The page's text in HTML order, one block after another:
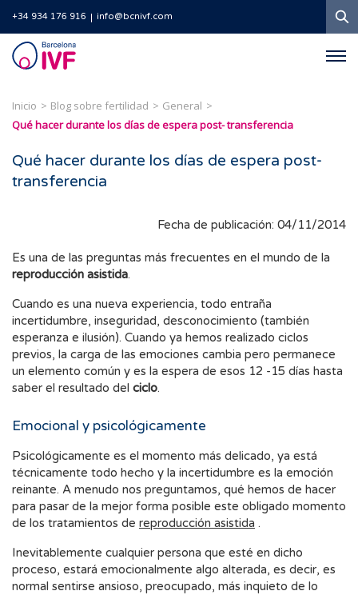
+34 934 176 916 info@bcnivf.com
Barcelona
IVF
Inicio Blog sobre fertilidad
General
Qué hacer durante los días de espera post- transferencia
Qué hacer durante los días de espera post-
transferencia
Fecha de publicación: 04/11/2014
Es una de las preguntas más frecuentes en el mundo de la
reproducción asistida.
Cuando es una nueva experiencia, todo entraña
incertidumbre, inseguridad, desconocimiento (también
esperanza e ilusión). Cuando ya hemos realizado ciclos
previos, la carga de las emociones cambia pero permanece
un elemento común y es la espera de esos 12 -15 días hasta
saber el resultado del ciclo.
Emocional y psicológicamente
Psicológicamente es el momento más delicado, ya está
técnicamente todo hecho y la incertidumbre es la emoción
reinante. A menudo nos preguntamos, qué hemos de hacer
para pasar de la mejor forma posible este obligado momento
de los tratamientos de reproducción asistida .
Inevitablemente cualquier persona que esté en dicho
proceso, estará emocionalmente algo alterada, es decir, es
normal sentirse ansioso, preocupado, más inquieto de lo